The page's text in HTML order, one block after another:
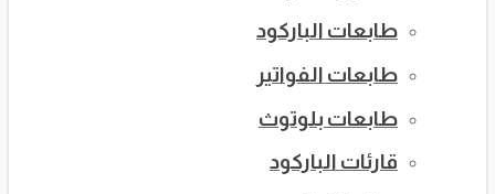
طابعات الباركود
طابعات الفواتير
طابعات بلوتوث
قارئات الباركود